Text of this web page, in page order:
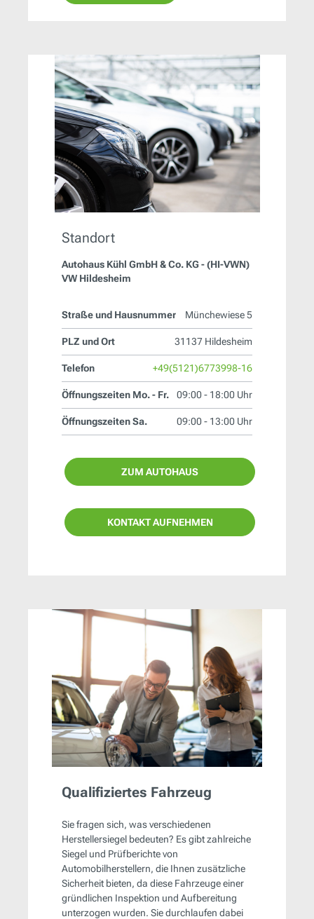
Standort
Autohaus Kühl GmbH & Co. KG - (HI-VWN)
VW Hildesheim
Straße und Hausnummer Münchewiese 5
PLZ und Ort 31137 Hildesheim
Telefon +49(5121)6773998-16
Öffnungszeiten Mo. - Fr. 09:00 - 18:00 Uhr
Öffnungszeiten Sa. 09:00 - 13:00 Uhr
ZUM AUTOHAUS
KONTAKT AUFNEHMEN
Qualifiziertes Fahrzeug
Sie fragen sich, was verschiedenen
Herstellersiegel bedeuten? Es gibt zahlreiche
Siegel und Prüfberichte von
Automobilherstellern, die Ihnen zusätzliche
Sicherheit bieten, da diese Fahrzeuge einer
gründlichen Inspektion und Aufbereitung
unterzogen wurden. Sie durchlaufen dabei